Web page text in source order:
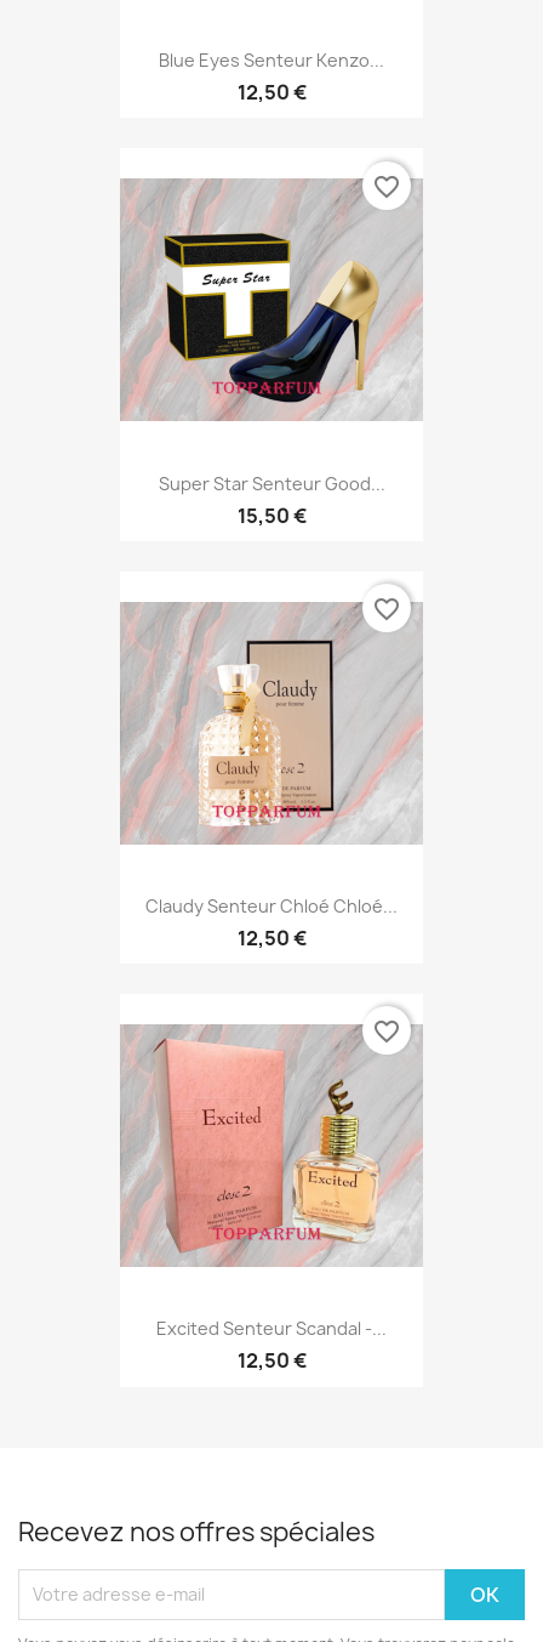
Blue Eyes Senteur Kenzo...
12,50 €
Super Star Senteur Good...
15,50 €
favorite_border
Claudy Senteur Chloé Chloé...
12,50 €
favorite_border
Excited Senteur Scandal -...
12,50 €
favorite_border
Recevez nos offres spéciales